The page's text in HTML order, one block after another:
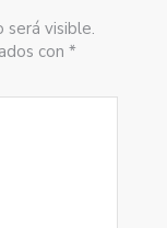
será visible.
con *